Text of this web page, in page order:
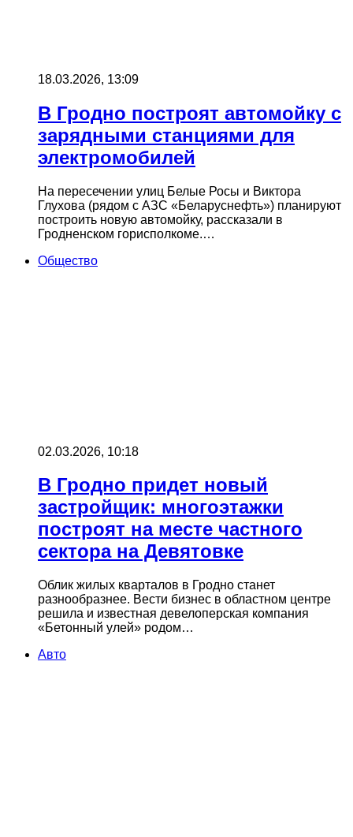
18.03.2026, 13:09
В Гродно построят автомойку с
зарядными станциями для
электромобилей
На пересечении улиц Белые Росы и Виктора
Глухова (рядом с АЗС «Беларуснефть») планируют
построить новую автомойку, рассказали в
Гродненском горисполкоме.…
Общество
02.03.2026, 10:18
В Гродно придет новый
застройщик: многоэтажки
построят на месте частного
сектора на Девятовке
Облик жилых кварталов в Гродно станет
разнообразнее. Вести бизнес в областном центре
решила и известная девелоперская компания
«Бетонный улей» родом…
Авто